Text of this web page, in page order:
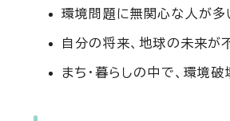
環境問題に無関心な人が多
自分の将来、地球の未来が
まち・暮らしの中で、環境